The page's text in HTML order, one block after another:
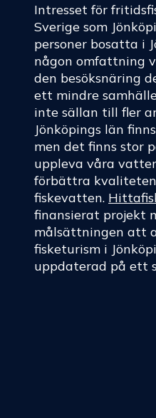
Intresset för
Sverige som
personer bosatta i
någon omfattning
den besöksnäring
ett mindre
inte sällan till fler
Jönköpings län
men det finns stor
uppleva våra
förbättra
fiskevatten.
finansierat projekt
målsättningen att
fisketurism i
uppdaterad på ett